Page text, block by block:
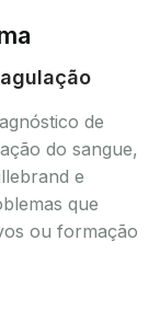
de
do sangue,
e
que
ou formação